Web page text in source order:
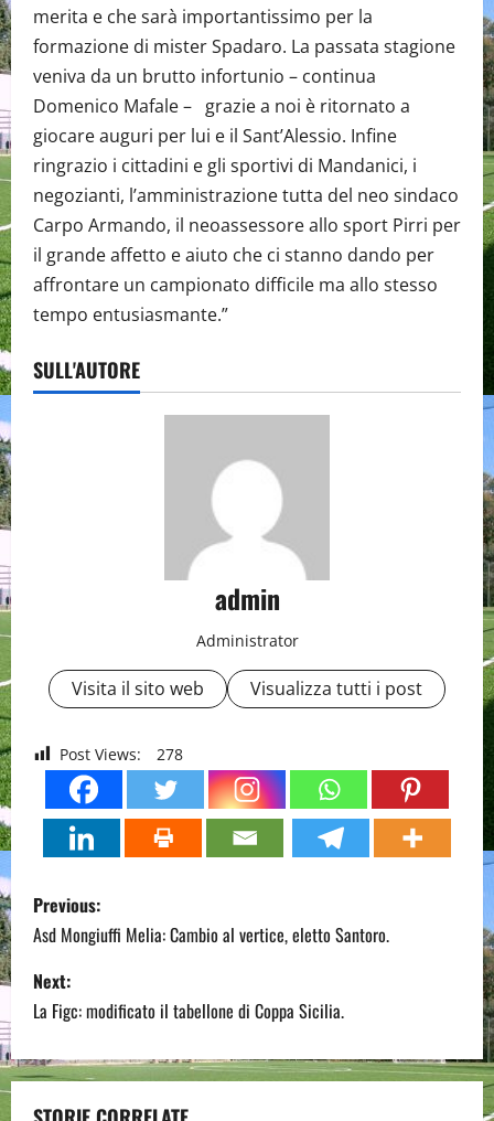
merita e che sarà importantissimo per la
formazione di mister Spadaro. La passata stagione
veniva da un brutto infortunio – continua
Domenico Mafale – grazie a noi è ritornato a
giocare auguri per lui e il Sant’Alessio. Infine
ringrazio i cittadini e gli sportivi di Mandanici, i
negozianti, l’amministrazione tutta del neo sindaco
Carpo Armando, il neoassessore allo sport Pirri per
il grande affetto e aiuto che ci stanno dando per
affrontare un campionato difficile ma allo stesso
tempo entusiasmante.”
SULL'AUTORE
admin
Administrator
Visita il sito web Visualizza tutti i post
Post Views: 278
P
o
s
t
n
Previous:
Asd Mongiuffi Melia: Cambio al vertice, eletto Santoro.
Next:
La Figc: modificato il tabellone di Coppa Sicilia.